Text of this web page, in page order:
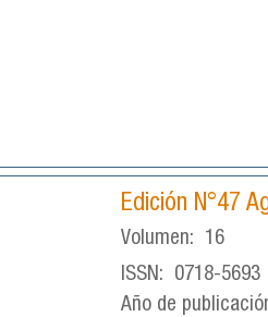
Edición N°47
Volumen:
16
ISSN:
0718-5693
Año de